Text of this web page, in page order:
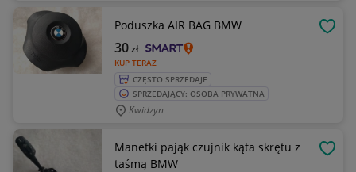
Poduszka AIR BAG BMW
KUP TERAZ
30zł
CZĘSTO SPRZEDAJE
SPRZEDAJĄCY: OSOBA PRYWATNA
Kwidzyn
Manetki pająk czujnik kąta skrętu z
taśmą BMW